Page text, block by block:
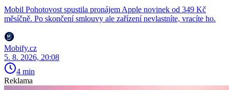
Mobil Pohotovost spustila pronájem Apple novinek od 349 Kč
měsíčně. Po skončení smlouvy ale zařízení nevlastníte, vracíte ho.
Mobify.cz
5. 8. 2026, 20:08
4 min
Reklama